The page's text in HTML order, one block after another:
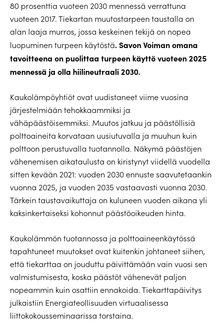
80 prosenttia vuoteen 2030 mennessä verrattuna
vuoteen 2017. Tiekartan muutostarpeen taustalla on
alan laaja murros, jossa keskeinen tekijä on nopea
luopuminen turpeen käytöstä. Savon Voiman omana
tavoitteena on puolittaa turpeen käyttö vuoteen 2025
mennessä ja olla hiilineutraali 2030.
Kaukolämpöyhtiöt ovat uudistaneet viime vuosina
järjestelmiään tehokkaammiksi ja
vähäpäästöisemmiksi. Muutos jatkuu ja päästöllisiä
polttoaineita korvataan uusiutuvalla ja muuhun kuin
polttoon perustuvalla tuotannolla. Näkymä päästöjen
vähenemisen aikataulusta on kiristynyt viidellä vuodella
sitten kevään 2021: vuoden 2030 ennuste saavutetaankin
vuonna 2025, ja vuoden 2035 vastaavasti vuonna 2030.
Tärkein taustavaikuttaja on kuluneen vuoden aikana yli
kaksinkertaiseksi kohonnut päästöoikeuden hinta.
Kaukolämmön tuotannossa ja polttoaineenkäytössä
tapahtuneet muutokset ovat kuitenkin johtaneet siihen,
että tiekarttaa on jouduttu päivittämään vain vuosi sen
valmistumisesta, koska päästöt vähenevät paljon
nopeammin kuin osattiin ennakoida. Tiekarttapäivitys
julkaistiin Energiateollisuuden virtuaalisessa
liittokokousseminaarissa torstaina.